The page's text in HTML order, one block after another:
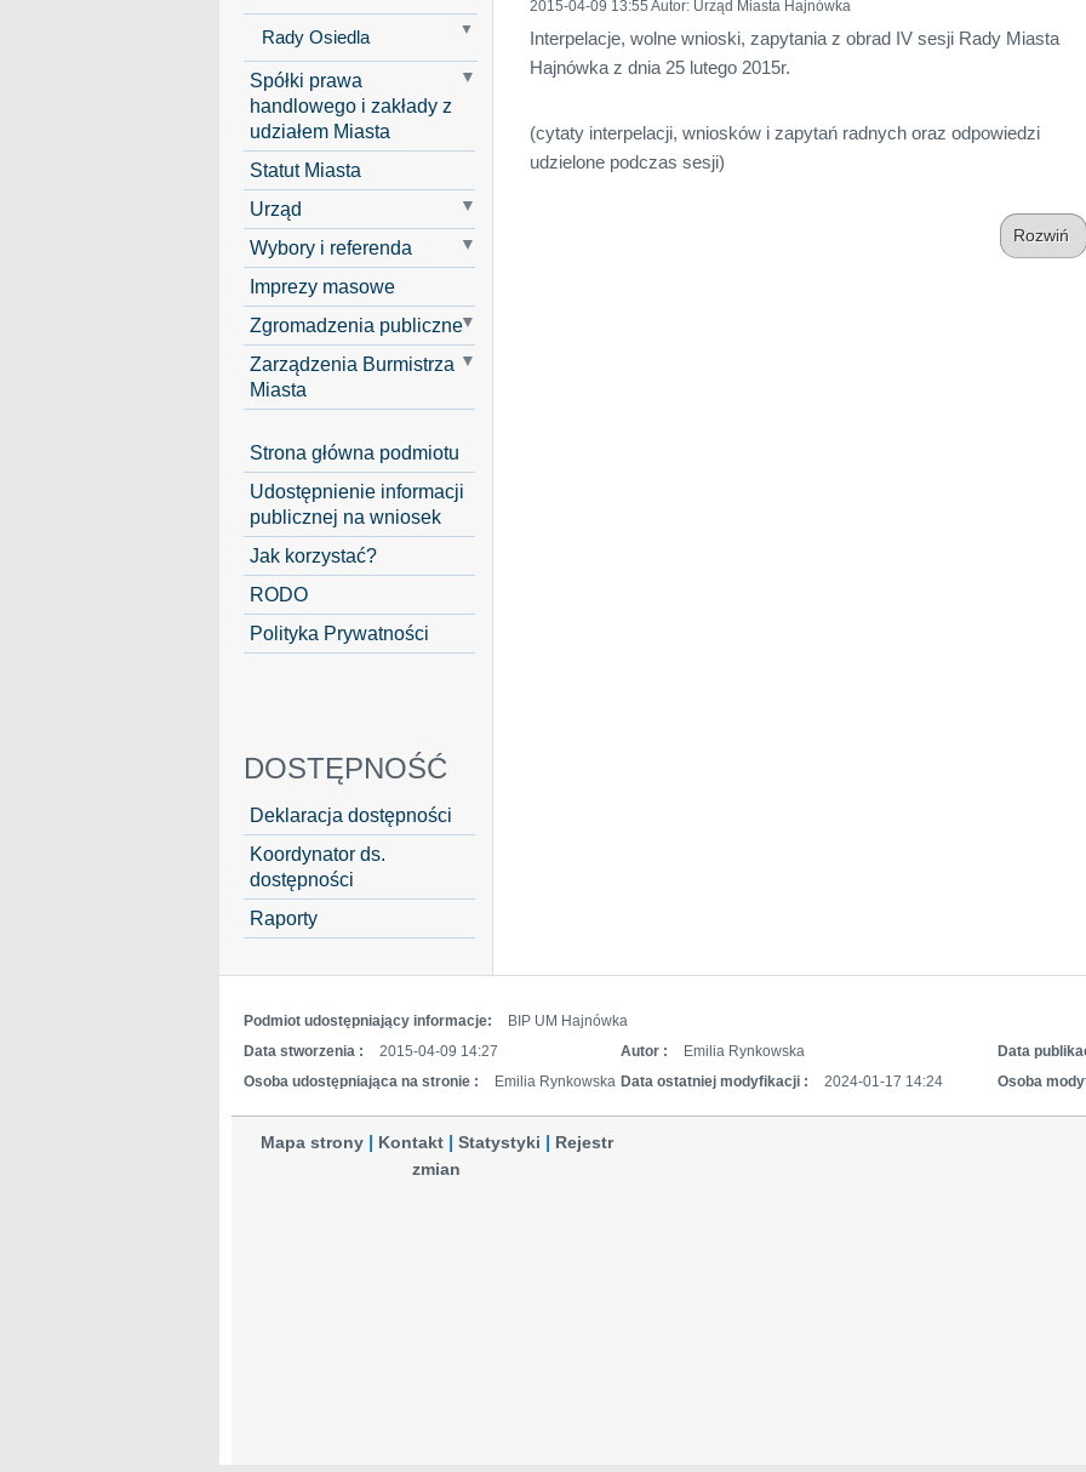
Rady Osiedla
Spółki prawa
handlowego i zakłady z
udziałem Miasta
Statut Miasta
Urząd
Wybory i referenda
Imprezy masowe
Zgromadzenia publiczne
Zarządzenia Burmistrza
Miasta
Strona główna podmiotu
Udostępnienie informacji
publicznej na wniosek
Jak korzystać?
RODO
Polityka Prywatności
DOSTĘPNOŚĆ
Deklaracja dostępności
Koordynator ds.
dostępności
Raporty
2015-04-09 13:55 Autor: Urząd Miasta Hajnówka
Interpelacje, wolne wnioski, zapytania z obrad IV sesji Rady Miasta
Hajnówka z dnia 25 lutego 2015r.
(cytaty interpelacji, wniosków i zapytań radnych oraz odpowiedzi
udzielone podczas sesji)
Rozwiń
Podmiot udostępniający informacje:
BIP UM Hajnówka
Data stworzenia :
2015-04-09 14:27 Autor : Emilia Rynkowska
Data
Osoba udostępniająca na stronie :
Emilia Rynkowska Data ostatniej modyfikacji : 2024-01-17 14:24 Osoba
Mapa strony Kontakt Statystyki
Rejestr
zmian